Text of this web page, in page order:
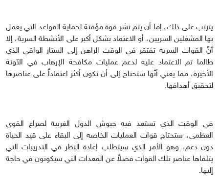
يترتب على ذلك، إما أن يتم نشر قوة مؤقتة لحماية القواعد التي يعمل
بها المشغلين السريين، أو الاعتماد بشكل أكبر على الأنشطة السرية، إلا
أنَّ القوات السرية تفتقر في الوقت الراهن إلى الستار الواقي الذي
طالما تم الاعتماد عليه لدعم عمليات مكافحة الإرهاب في الآونة
الأخيرة، مما يعني أنَّها ستحتاج إلى أن تكون أكثر اعتماداً على عناصرها
لتحقيق أهدافها.
في الوقت الذي تستعد فيه جيوش الدول الغربية لصراع القوى
العظمى، ستحتاج قوات العمليات الخاصة إلى البقاء على قيد الحياة
دون دعم، وهو الأمر الذي سيتطلب إعادة النظر في التدريبات التي
يتلقاها عناصر تلك القوات فضلاً عن المعدات التي سيكونون في حاجة
إليها.